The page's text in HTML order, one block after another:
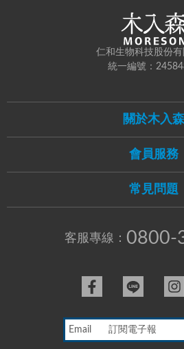
仁和生物科技股份有
統一編號：
關於木入森
會員服務
常見問題
客服專線： 0800-
Email